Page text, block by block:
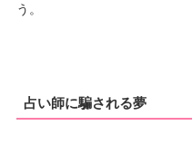
う。
占い師に騙される夢